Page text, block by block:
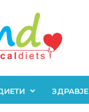
ЗДРАВЈЕ